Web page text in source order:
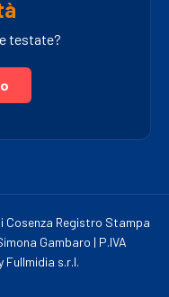
testate?
Cosenza Registro Stampa
Gambaro | P.IVA
Fullmidia s.r.l.